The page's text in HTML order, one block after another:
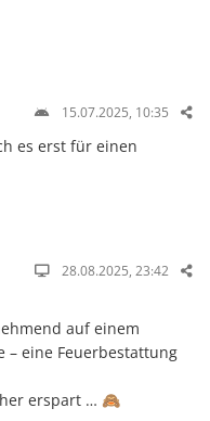
15.07.2025, 10:35
es erst für einen
28.08.2025, 23:42
auf einem
– eine Feuer­be­stattung
erspart … 🙈